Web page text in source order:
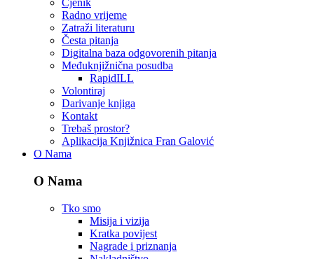
Cjenik
Radno vrijeme
Zatraži literaturu
Česta pitanja
Digitalna baza odgovorenih pitanja
Međuknjižnična posudba
RapidILL
Volontiraj
Darivanje knjiga
Kontakt
Trebaš prostor?
Aplikacija Knjižnica Fran Galović
O Nama
O Nama
Tko smo
Misija i vizija
Kratka povijest
Nagrade i priznanja